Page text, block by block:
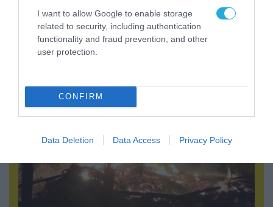
I want to allow Google to enable storage
related to security, including authentication
functionality and fraud prevention, and other
user protection.
CONFIRM
Data Deletion Data Access Privacy Policy
Βίντεο: Ρωσική βόμβα FAB-3000 «εξαφανίζει
από τον χάρτη» σημείο διέλευσης των
ουκρανικών δυνάμεων στην Ζαπορίζια